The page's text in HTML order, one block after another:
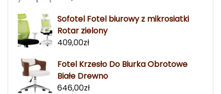
Sofotel Fotel biurowy z mikrosiatki
Rotar zielony
409,00zł
Fotel Krzesło Do Biurka Obrotowe
Białe Drewno
646,00zł